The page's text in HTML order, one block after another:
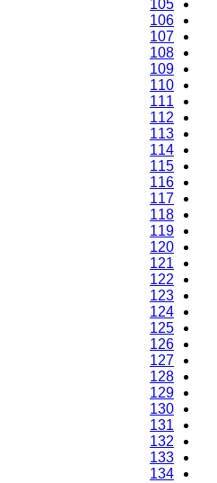
105
106
107
108
109
110
111
112
113
114
115
116
117
118
119
120
121
122
123
124
125
126
127
128
129
130
131
132
133
134